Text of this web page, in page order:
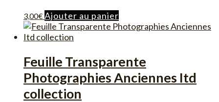
3,00€Ajouter au panier
Feuille Transparente
Photographies Anciennes Itd
collection